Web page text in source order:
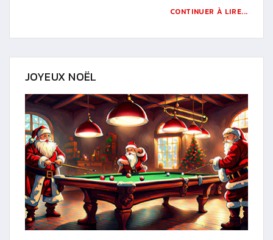
CONTINUER À LIRE...
JOYEUX NOËL